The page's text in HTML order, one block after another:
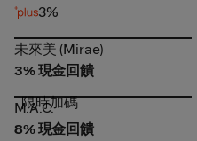
3%
未來美 (Mirae)
未來美 (Mirae)
3% 現金回饋
M.A.C.
限時加碼
M.A.C.
8% 現金回饋